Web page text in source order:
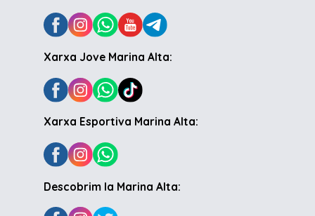
Xarxa Jove Marina Alta:
Xarxa Esportiva Marina Alta:
Descobrim la Marina Alta: